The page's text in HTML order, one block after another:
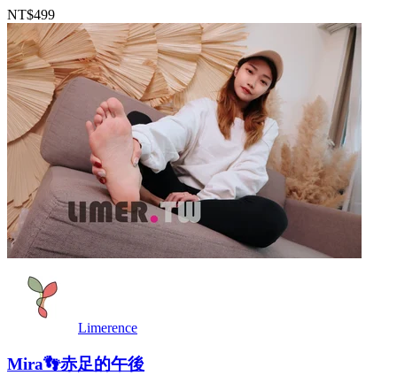
NT$499
Limerence
Mira👣赤足的午後